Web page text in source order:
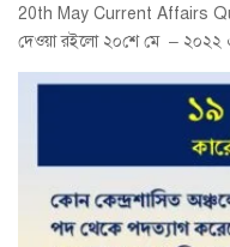
20th May Current Affairs
দেওয়া রইলো ২০শে মে – ২০২২